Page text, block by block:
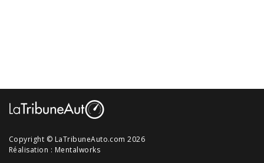
Copyright © LaTribuneAuto.com 2026
Réalisation : Mentalworks